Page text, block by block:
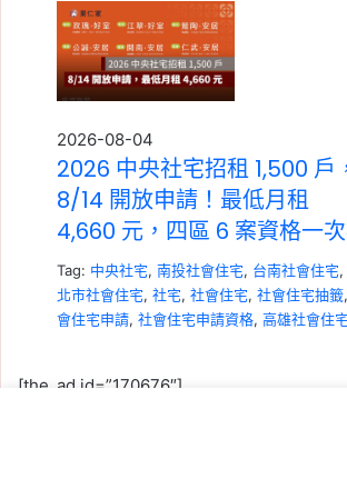
2026-08-04
2026 中央社宅招租 1,500 戶
8/14 開放申請！最低月租
4,660 元，四區 6 案資格一
Tag: 中央社宅, 南投社會住宅, 台南社會住宅,
北市社會住宅, 社宅, 社會住宅, 社會住宅抽籤,
會住宅申請, 社會住宅申請資格, 高雄社會住宅
[the_ad id=”170676″]